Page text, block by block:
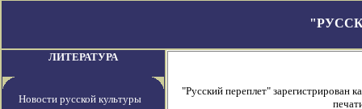
ЛИТЕРАТУРА
Новости русской культуры
"Русский переплет" зарегистрирован